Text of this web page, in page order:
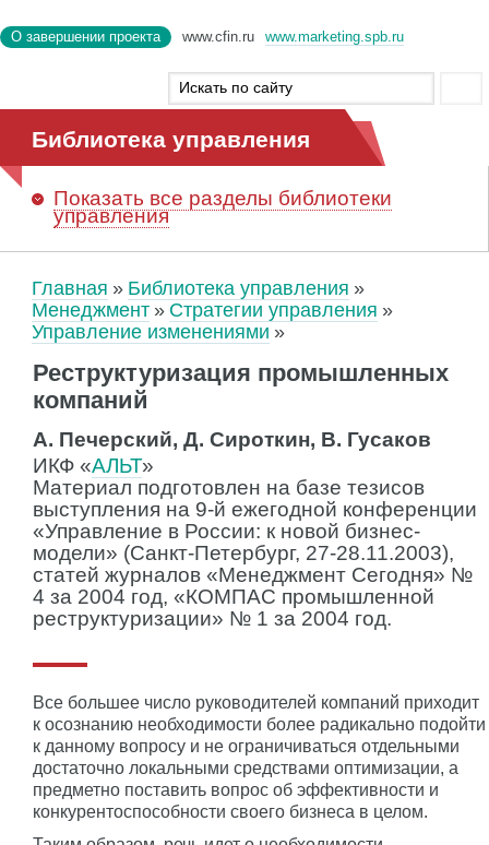
О завершении проекта www.cfin.ru www.marketing.spb.ru
Библиотека управления
Показать все разделы библиотеки
управления
Главная
Библиотека управления
Менеджмент
Стратегии управления
Управление изменениями
Реструктуризация промышленных
компаний
А. Печерский, Д. Сироткин, В. Гусаков
ИКФ «АЛЬТ»
Материал подготовлен на базе тезисов
выступления на 9-й ежегодной конференции
«Управление в России: к новой бизнес-
модели» (Санкт-Петербург, 27-28.11.2003),
статей журналов «Менеджмент Сегодня» №
4 за 2004 год, «КОМПАС промышленной
реструктуризации» № 1 за 2004 год.
Все большее число руководителей компаний приходит
к осознанию необходимости более радикально подойти
к данному вопросу и не ограничиваться отдельными
достаточно локальными средствами оптимизации, а
предметно поставить вопрос об эффективности и
конкурентоспособности своего бизнеса в целом.